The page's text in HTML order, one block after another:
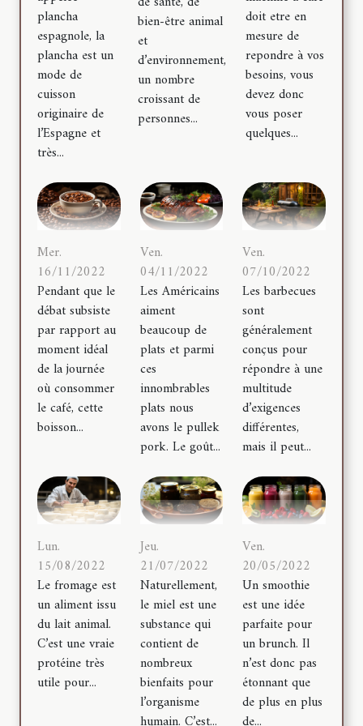
plancha
espagnole, la
plancha est un
mode de
cuisson
originaire de
l’Espagne et
très...
bien-être animal
et
d’environnement,
un nombre
croissant de
personnes...
doit etre en
mesure de
repondre à vos
besoins, vous
devez donc
vous poser
quelques...
Mer.
16/11/2022
Pendant que le
débat subsiste
par rapport au
moment idéal
de la journée
où consommer
le café, cette
boisson...
Ven.
04/11/2022
Les Américains
aiment
beaucoup de
plats et parmi
ces
innombrables
plats nous
avons le pullek
pork. Le goût...
Ven.
07/10/2022
Les barbecues
sont
généralement
conçus pour
répondre à une
multitude
d’exigences
différentes,
mais il peut...
Lun.
15/08/2022
Le fromage est
un aliment issu
du lait animal.
C’est une vraie
protéine très
utile pour...
Jeu.
21/07/2022
Naturellement,
le miel est une
substance qui
contient de
nombreux
bienfaits pour
l’organisme
Ven.
20/05/2022
Un smoothie
est une idée
parfaite pour
un brunch. Il
n’est donc pas
étonnant que
de plus en plus